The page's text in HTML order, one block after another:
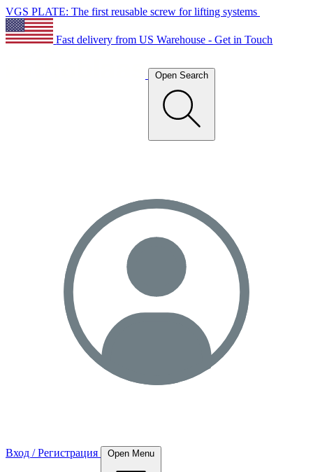
VGS PLATE: The first reusable screw for lifting systems
Fast delivery from US Warehouse - Get in Touch
Open Search
Вход / Регистрация Open Menu